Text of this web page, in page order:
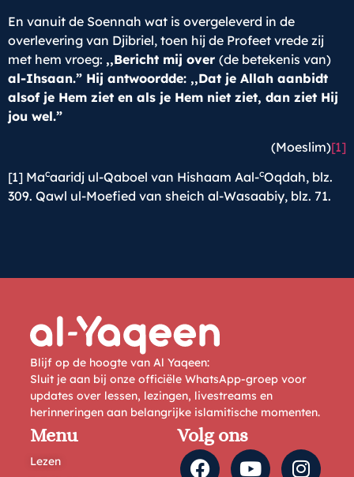
En vanuit de Soennah wat is overgeleverd in de
overlevering van Djibriel, toen hij de Profeet vrede zij
met hem vroeg: ,,Bericht mij over (de betekenis van)
al-Ihsaan.” Hij antwoordde: ,,Dat je Allah aanbidt
alsof je Hem ziet en als je Hem niet ziet, dan ziet Hij
jou wel.”
(Moeslim)[1]
[1] Macaaridj ul-Qaboel van Hishaam Aal-cOqdah, blz.
309. Qawl ul-Moefied van sheich al-Wasaabiy, blz. 71.
Blijf op de hoogte van Al Yaqeen:
Sluit je aan bij onze officiële WhatsApp-groep voor
updates over lessen, lezingen, livestreams en
herinneringen aan belangrijke islamitische momenten.
Menu
Lezen
Volg ons